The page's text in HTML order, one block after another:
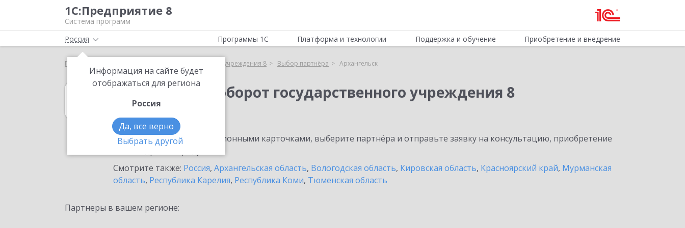
1С:Предприятие 8
Система программ
Россия
Информация на сайте будет
отображаться для региона
Россия
Да, все верно
Выбрать другой
Программы 1С Платформа и технологии Поддержка и обучение Приобретение и внедрение
Главная 1С:Документооборот государственного учреждения 8 Выбор партнёра Архангельск
1С:Документооборот государственного учреждения 8
в Архангельске
Ознакомьтесь с информационными карточками, выберите партнёра и отправьте заявку на консультацию, приобретение
Смотрите также: Россия, Архангельская область, Вологодская область, Кировская область, Красноярский край, Мурманская
область, Республика Карелия, Республика Коми, Тюменская область
Партнеры в вашем регионе: